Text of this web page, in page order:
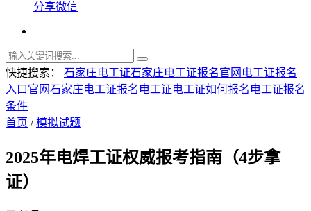
分享微信
快捷搜索： 石家庄电工证石家庄电工证报名官网 电工证报名
入口官网石家庄电工证报名 电工证电工证如何报名 电工证报名
条件
首页 /模拟试题
2025年电焊工证权威报考指南（4步拿
证）